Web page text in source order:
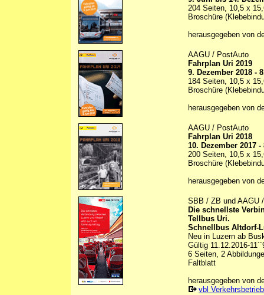
204 Seiten, 10,5 x
Broschüre
herausgegeben von
AAGU / PostAuto
Fahrplan Uri 2019
9. Dezember 2018 -
184 Seiten, 10,5 x
Broschüre
herausgegeben von
AAGU / PostAuto
Fahrplan Uri 2018
10. Dezember 2017
200 Seiten, 10,5 x
Broschüre
herausgegeben von
SBB / ZB und AAGU
Die schnellste
Tellbus Uri.
Schnellbus Altdorf-
Neu in Luzern ab
Gültig 11.12.2016-
6 Seiten, 2
Faltblatt
herausgegeben von
vbl